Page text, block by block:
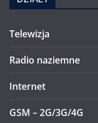
Telewizja
Radio naziemne
Internet
GSM – 2G/3G/4G